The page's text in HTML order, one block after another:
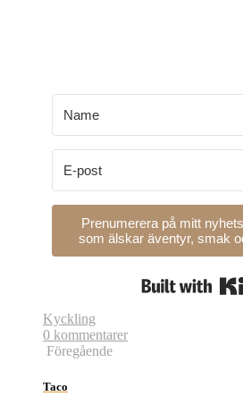
Prenumerera på mitt
som älskar äventyr, smak
Kyckling
0 kommentarer
Föregående
Taco